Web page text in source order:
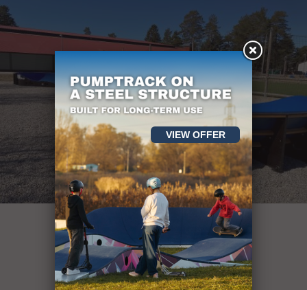
mai mult de 400
de obiecte sportive
VIEW OFFER